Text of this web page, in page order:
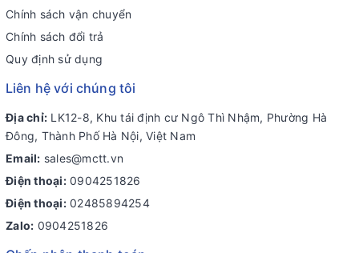
Chính sách vận chuyển
Chính sách đổi trả
Quy định sử dụng
Liên hệ với chúng tôi
Địa chỉ: LK12-8, Khu tái định cư Ngô Thì Nhậm, Phường Hà
Đông, Thành Phố Hà Nội, Việt Nam
Email: sales@mctt.vn
Điện thoại: 0904251826
Điện thoại: 02485894254
Zalo: 0904251826